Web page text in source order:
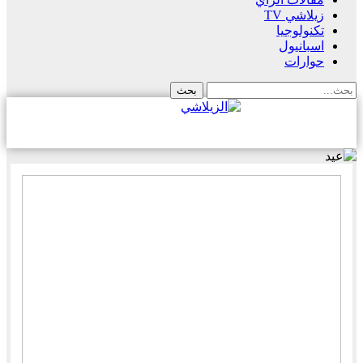
زيلاشي TV
تكنولوجيا
اسبانيول
حوارات